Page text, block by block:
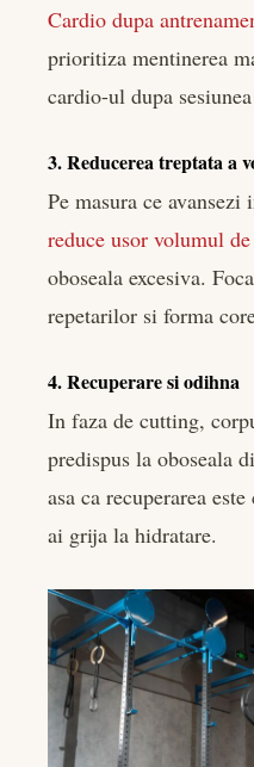
Cardio dupa
prioritiza mentinerea
cardio-ul dupa
3. Reducerea treptata a
Pe masura ce
reduce usor volumul
oboseala excesiva.
repetarilor si forma
4. Recuperare si odihna
In faza de cutting,
predispus la oboseala
asa ca recuperarea
ai grija la hidratare.